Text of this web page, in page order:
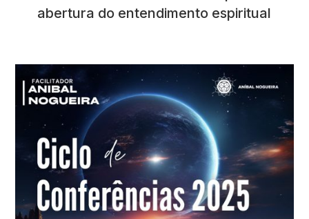
abertura do entendimento espiritual